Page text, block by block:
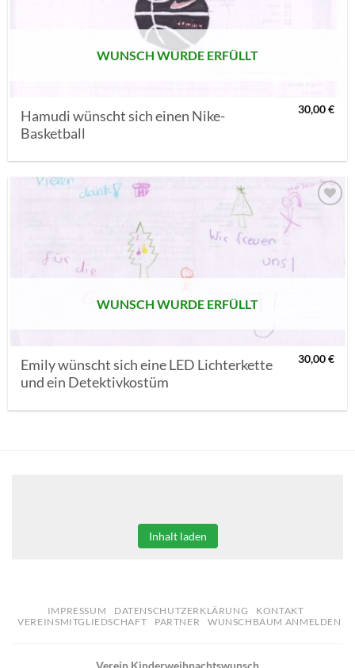
WUNSCH WURDE ERFÜLLT
Hamudi wünscht sich einen Nike-
Basketball
30,00€
AUF MEINE
MERKLISTE
WUNSCH WURDE ERFÜLLT
Emily wünscht sich eine LED Lichterkette
und ein Detektivkostüm
30,00€
Inhalt laden
IMPRESSUM DATENSCHUTZERKLÄRUNG
KONTAKT
VEREINSMITGLIEDSCHAFT
PARTNER WUNSCHBAUM ANMELDEN
Verein Kinderweihnachtswunsch